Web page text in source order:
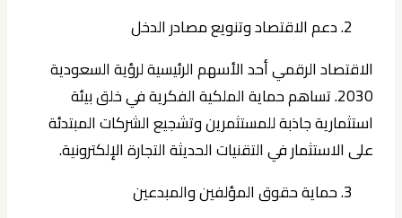
دعم الاقتصاد وتنويع مصادر الدخل
الاقتصاد الرقمي أحد الأسهم الرئيسية لرؤية السعودية
2030. تساهم حماية الملكية الفكرية في خلق بيئة
استثمارية جاذبة للمستثمرين وتشجيع الشركات المبتدئة
على الاستثمار في التقنيات الحديثة التجارة الإلكترونية.
حماية حقوق المؤلفين والمبدعين